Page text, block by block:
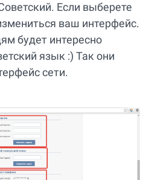
Если выберете
ваш интерфейс.
будет интересно
язык :) Так они
сети.